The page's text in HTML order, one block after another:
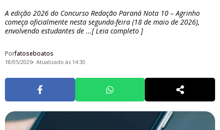
A edição 2026 do Concurso Redação Paraná Nota 10 – Agrinho
começa oficialmente nesta segunda-feira (18 de maio de 2026),
envolvendo estudantes de ...[ Leia completo ]
Porfatoseboatos
18/05/2026 Atualizado às 14:30